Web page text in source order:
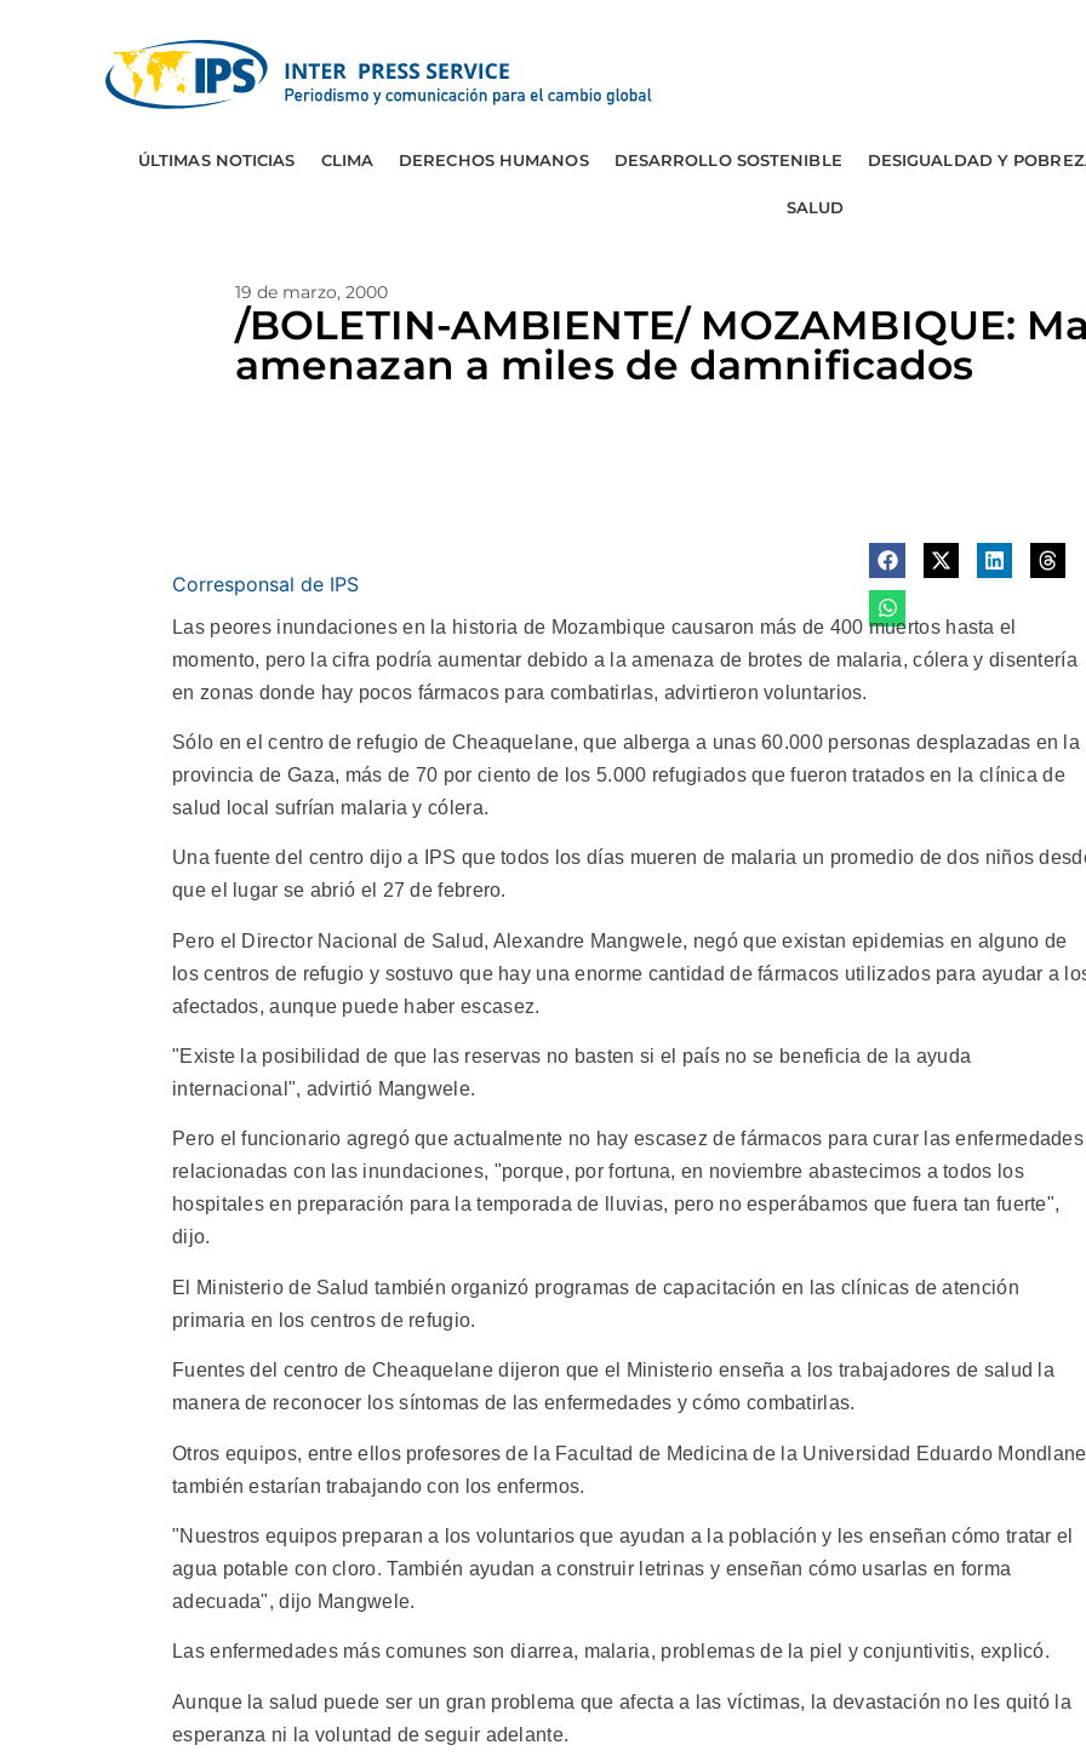
ÚLTIMAS NOTICIAS CLIMA DERECHOS HUMANOS DESARROLLO SOSTENIBLE DESIGUALDAD Y
SALUD
19 de marzo, 2000
/BOLETIN-AMBIENTE/ MOZAMBIQUE:
amenazan a miles de damnificados
Corresponsal de IPS
Las peores inundaciones en la historia de Mozambique causaron más de 400 muertos hasta el
momento, pero la cifra podría aumentar debido a la amenaza de brotes de malaria, cólera y disentería
en zonas donde hay pocos fármacos para combatirlas, advirtieron voluntarios.
Sólo en el centro de refugio de Cheaquelane, que alberga a unas 60.000 personas desplazadas en la
provincia de Gaza, más de 70 por ciento de los 5.000 refugiados que fueron tratados en la clínica de
salud local sufrían malaria y cólera.
Una fuente del centro dijo a IPS que todos los días mueren de malaria un promedio de dos niños
que el lugar se abrió el 27 de febrero.
Pero el Director Nacional de Salud, Alexandre Mangwele, negó que existan epidemias en alguno de
los centros de refugio y sostuvo que hay una enorme cantidad de fármacos utilizados para ayudar a
afectados, aunque puede haber escasez.
"Existe la posibilidad de que las reservas no basten si el país no se beneficia de la ayuda
internacional", advirtió Mangwele.
Pero el funcionario agregó que actualmente no hay escasez de fármacos para curar las enfermedades
relacionadas con las inundaciones, "porque, por fortuna, en noviembre abastecimos a todos los
hospitales en preparación para la temporada de lluvias, pero no esperábamos que fuera tan fuerte",
dijo.
El Ministerio de Salud también organizó programas de capacitación en las clínicas de atención
primaria en los centros de refugio.
Fuentes del centro de Cheaquelane dijeron que el Ministerio enseña a los trabajadores de salud la
manera de reconocer los síntomas de las enfermedades y cómo combatirlas.
Otros equipos, entre ellos profesores de la Facultad de Medicina de la Universidad Eduardo
también estarían trabajando con los enfermos.
"Nuestros equipos preparan a los voluntarios que ayudan a la población y les enseñan cómo tratar el
agua potable con cloro. También ayudan a construir letrinas y enseñan cómo usarlas en forma
adecuada", dijo Mangwele.
Las enfermedades más comunes son diarrea, malaria, problemas de la piel y conjuntivitis, explicó.
Aunque la salud puede ser un gran problema que afecta a las víctimas, la devastación no les quitó la
esperanza ni la voluntad de seguir adelante.